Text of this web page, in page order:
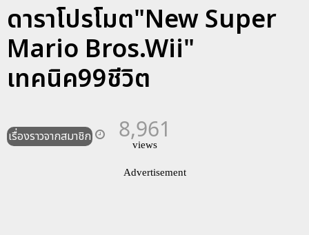
ดาราโปรโมต"New Super
Mario Bros.Wii"
เทคนิค99ชีวิต
เรื่องราวจากสมาชิก 8,961
views
Advertisement